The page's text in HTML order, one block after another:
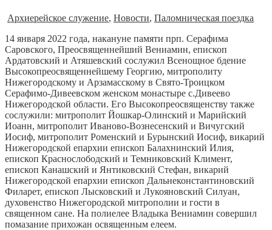
Архиерейское служение, Новости, Паломническая поездка
14 января 2022 года, накануне памяти прп. Серафима
Саровского, Преосвященнейший Вениамин, епископ
Ардатовский и Атяшевский сослужил Всенощное бдение
Высокопреосвященнейшему Георгию, митрополиту
Нижегородскому и Арзамасскому в Свято-Троицком
Серафимо-Дивеевском женском монастыре с.Дивеево
Нижегородской области. Его Высокопреосвященству также
сослужили: митрополит Йошкар-Олинский и Марийский
Иоанн, митрополит Иваново-Вознесенский и Вичугский
Иосиф, митрополит Роменский и Бурынский Иосиф, викарий
Нижегородской епархии епископ Балахнинский Илия,
епископ Краснослободский и Темниковский Климент,
епископ Канашский и Янтиковский Стефан, викарий
Нижегородской епархии епископ Дальнеконстантиновский
Филарет, епископ Лысковский и Лукояновский Силуан,
духовенство Нижегородской митрополии и гости в
священном сане. На полиелее Владыка Вениамин совершил
помазание прихожан освященным елеем.